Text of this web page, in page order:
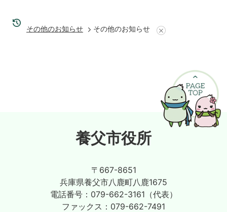
その他のお知らせ その他のお知らせ
養父市役所
〒667-8651
兵庫県養父市八鹿町八鹿1675
電話番号： 079-662-3161（代表）
ファックス： 079-662-7491